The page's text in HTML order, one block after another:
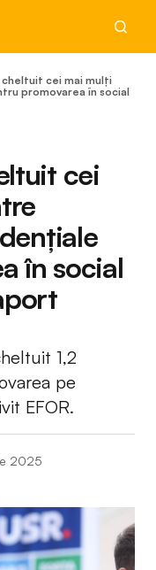
cheltuit cei mai mulți
promovarea în social
cei
în social
1,2
pe
EFOR.
2025